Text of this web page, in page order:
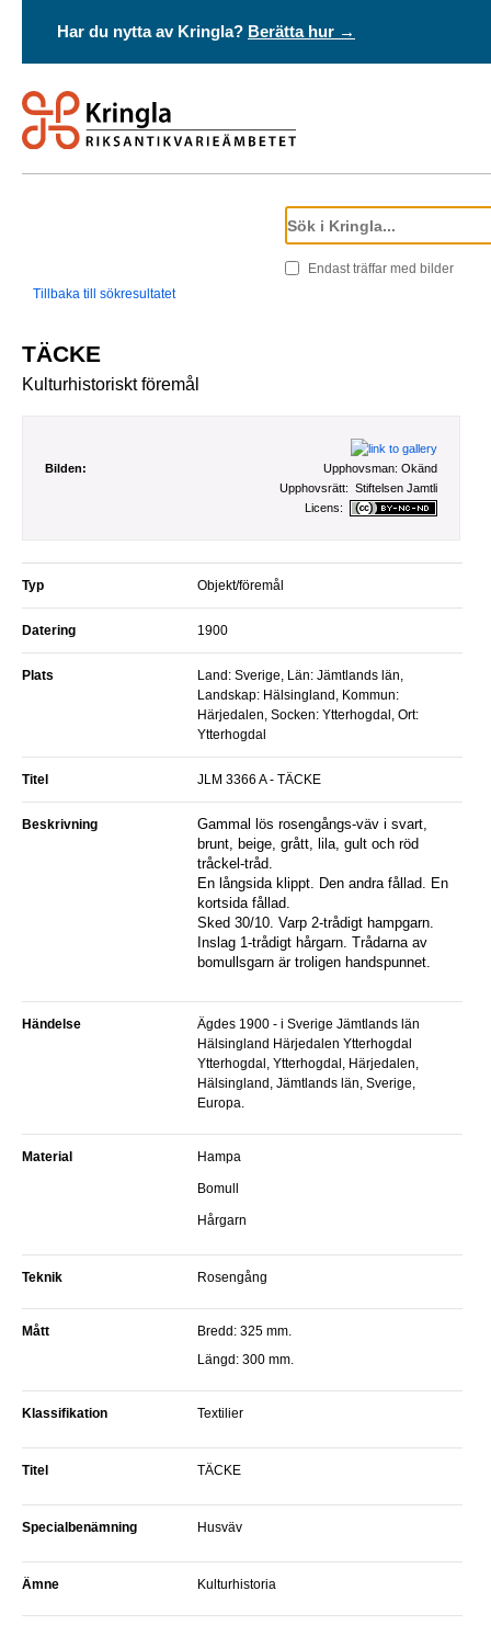
Har du nytta av Kringla? Berätta hur →
Endast träffar med bilder
Tillbaka till sökresultatet
TÄCKE
Kulturhistoriskt föremål
Bilden: Upphovsman: Okänd
Upphovsrätt: Stiftelsen Jamtli
Licens:
Typ Objekt/föremål
Datering 1900
Plats
Land: Sverige, Län: Jämtlands län,
Landskap: Hälsingland, Kommun:
Härjedalen, Socken: Ytterhogdal, Ort:
Ytterhogdal
Titel JLM 3366 A - TÄCKE
Beskrivning
Gammal lös rosengångs-väv i svart,
brunt, beige, grått, lila, gult och röd
tråckel-tråd.
En långsida klippt. Den andra fållad. En
kortsida fållad.
Sked 30/10. Varp 2-trådigt hampgarn.
Inslag 1-trådigt hårgarn. Trådarna av
bomullsgarn är troligen handspunnet.
Händelse
Ägdes 1900 - i Sverige Jämtlands län
Hälsingland Härjedalen Ytterhogdal
Ytterhogdal, Ytterhogdal, Härjedalen,
Hälsingland, Jämtlands län, Sverige,
Europa.
Material Hampa
Bomull
Hårgarn
Teknik Rosengång
Mått
Bredd: 325 mm.
Längd: 300 mm.
Klassifikation Textilier
Titel TÄCKE
Specialbenämning Husväv
Ämne Kulturhistoria